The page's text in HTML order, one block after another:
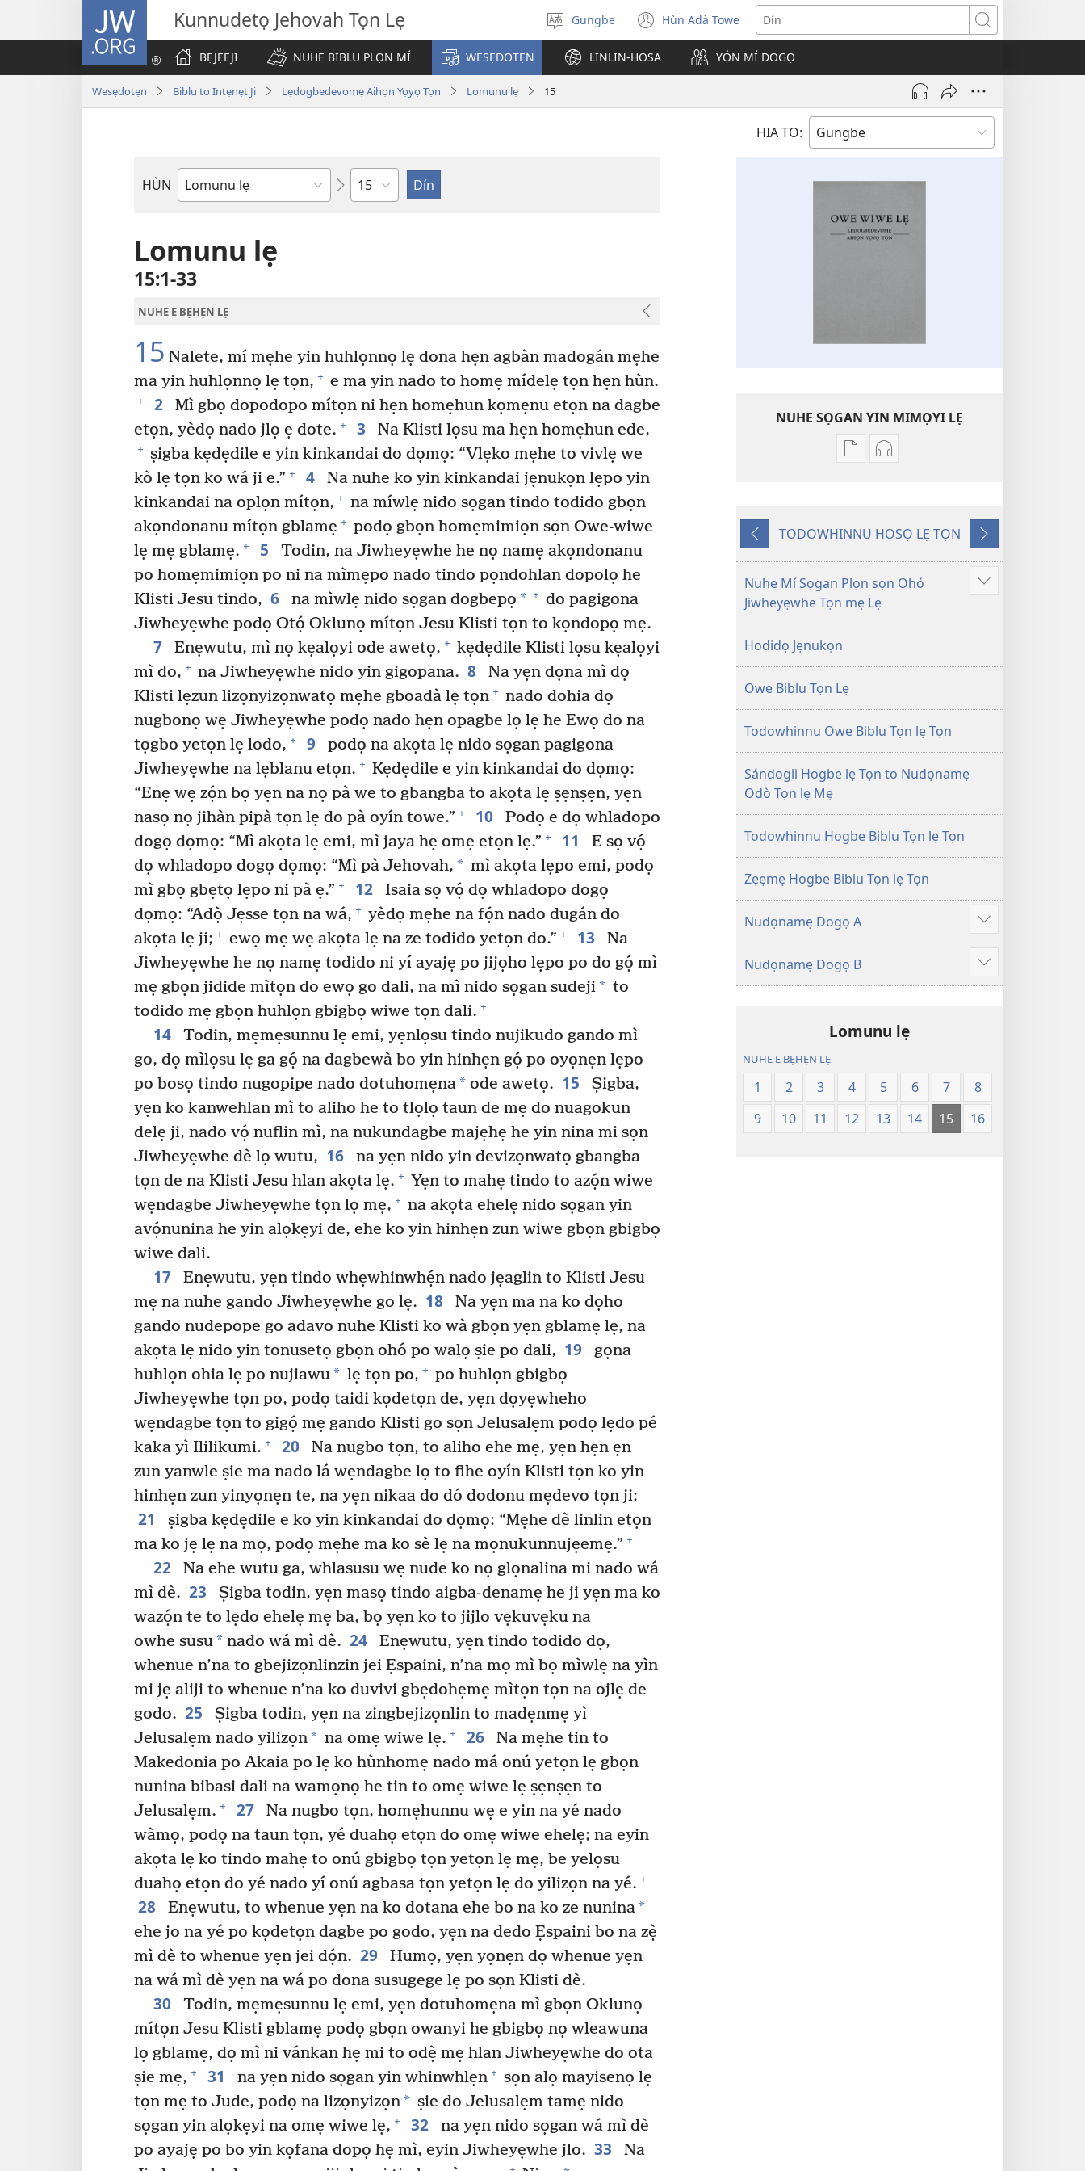
JW.ORG Kunnudetọ Jehovah Tọn Lẹ
De
ogbè
dopo
Gungbe Hùn Adà Towe
(opens
new
window)
Dín
BẸJẸEJI
NUHE BIBLU PLỌN MÍ WESẸDOTẸN LINLIN-HỌSA YỌ́N MÍ DOGỌ
Wesẹdotẹn Biblu to Intẹnẹt Ji Lẹdogbedevomẹ Aihọn Yọyọ Tọn Lomunu lẹ 15
HIA TO:
HÙN
Bible
Weta
Lomunu lẹ
15:1-33
NUHE E BẸHẸN LẸ
15 Nalete, mí mẹhe yin huhlọnnọ lẹ dona hẹn agbàn madogán mẹhe
ma yin huhlọnnọ lẹ tọn, + e ma yin nado to homẹ mídelẹ tọn hẹn hùn.
+ 2
Mì gbọ dopodopo mítọn ni hẹn homẹhun kọmẹnu etọn na dagbe
etọn, yèdọ nado jlọ ẹ dote. + 3 Na Klisti lọsu ma hẹn homẹhun ede,
+ ṣigba kẹdẹdile e yin kinkandai do dọmọ: “Vlẹko mẹhe to vivlẹ we
kò lẹ tọn ko wá ji e.” + 4
Na nuhe ko yin kinkandai jẹnukọn lẹpo yin
kinkandai na oplọn mítọn, + na míwlẹ nido sọgan tindo todido gbọn
akọndonanu mítọn gblamẹ + podọ gbọn homẹmimiọn sọn Owe-wiwe
lẹ mẹ gblamẹ. + 5
Todin, na Jiwheyẹwhe he nọ namẹ akọndonanu
po homẹmimiọn po ni na mìmẹpo nado tindo pọndohlan dopolọ he
Klisti Jesu tindo, 6 na mìwlẹ nido sọgan dogbepọ * + do pagigona
Jiwheyẹwhe podọ Otọ́ Oklunọ mítọn Jesu Klisti tọn to kọndopọ mẹ.
7 Enẹwutu, mì nọ kẹalọyi ode awetọ, + kẹdẹdile Klisti lọsu kẹalọyi
mì do, + na Jiwheyẹwhe nido yin gigopana. 8
Na yẹn dọna mì dọ
Klisti lẹzun lizọnyizọnwatọ mẹhe gboadà lẹ tọn + nado dohia dọ
nugbonọ wẹ Jiwheyẹwhe podọ nado hẹn opagbe lọ lẹ he Ewọ do na
tọgbo yetọn lẹ lodo, + 9
podọ na akọta lẹ nido sọgan pagigona
Jiwheyẹwhe na lẹblanu etọn. + Kẹdẹdile e yin kinkandai do dọmọ:
“Enẹ wẹ zọ́n bọ yẹn na nọ pà we to gbangba to akọta lẹ ṣẹnṣẹn, yẹn
nasọ nọ jihàn pipà tọn lẹ do pà oyín towe.” + 10
Podọ e dọ whladopo
dogọ dọmọ: “Mì akọta lẹ emi, mì jaya hẹ omẹ etọn lẹ.” + 11
E sọ vọ́
dọ whladopo dogọ dọmọ: “Mì pà Jehovah, * mì akọta lẹpo emi, podọ
mì gbọ gbẹtọ lẹpo ni pà ẹ.” + 12
Isaia sọ vọ́ dọ whladopo dogọ
dọmọ: “Adọ̀ Jẹsse tọn na wá, + yèdọ mẹhe na fọ́n nado dugán do
akọta lẹ ji; + ewọ mẹ wẹ akọta lẹ na ze todido yetọn do.” + 13
Na
Jiwheyẹwhe he nọ namẹ todido ni yí ayajẹ po jijọho lẹpo po do gọ́ mì
mẹ gbọn jidide mìtọn do ewọ go dali, na mì nido sọgan sudeji* to
todido mẹ gbọn huhlọn gbigbọ wiwe tọn dali. +
14
Todin, mẹmẹsunnu lẹ emi, yẹnlọsu tindo nujikudo gando mì
go, dọ mìlọsu lẹ ga gọ́ na dagbewà bo yin hinhẹn gọ́ po oyọnẹn lẹpo
po bosọ tindo nugopipe nado dotuhomẹna* ode awetọ. 15
Ṣigba,
yẹn ko kanwehlan mì to aliho he to tlọlọ taun de mẹ do nuagokun
delẹ ji, nado vọ́ nuflin mì, na nukundagbe majẹhẹ he yin nina mi sọn
Jiwheyẹwhe dè lọ wutu, 16
na yẹn nido yin devizọnwatọ gbangba
tọn de na Klisti Jesu hlan akọta lẹ. + Yẹn to mahẹ tindo to azọ́n wiwe
wẹndagbe Jiwheyẹwhe tọn lọ mẹ, + na akọta ehelẹ nido sọgan yin
avọ́nunina he yin alọkẹyi de, ehe ko yin hinhẹn zun wiwe gbọn gbigbọ
wiwe dali.
17
Enẹwutu, yẹn tindo whẹwhinwhẹ́n nado jẹaglin to Klisti Jesu
mẹ na nuhe gando Jiwheyẹwhe go lẹ. 18
Na yẹn ma na ko dọho
gando nudepope go adavo nuhe Klisti ko wà gbọn yẹn gblamẹ lẹ, na
akọta lẹ nido yin tonusetọ gbọn ohó po walọ ṣie po dali, 19
gọna
huhlọn ohia lẹ po nujiawu* lẹ tọn po, + po huhlọn gbigbọ
Jiwheyẹwhe tọn po, podọ taidi kọdetọn de, yẹn dọyẹwheho
wẹndagbe tọn to gigọ́ mẹ gando Klisti go sọn Jelusalẹm podọ lẹdo pé
kaka yì Ililikumi. + 20
Na nugbo tọn, to aliho ehe mẹ, yẹn hẹn ẹn
zun yanwle ṣie ma nado lá wẹndagbe lọ to fihe oyín Klisti tọn ko yin
hinhẹn zun yinyọnẹn te, na yẹn nikaa do dó dodonu mẹdevo tọn ji;
21
ṣigba kẹdẹdile e ko yin kinkandai do dọmọ: “Mẹhe dè linlin etọn
ma ko jẹ lẹ na mọ, podọ mẹhe ma ko sè lẹ na mọnukunnujẹemẹ.” +
22
Na ehe wutu ga, whlasusu wẹ nude ko nọ glọnalina mi nado wá
mì dè. 23
Ṣigba todin, yẹn masọ tindo aigba-denamẹ he ji yẹn ma ko
wazọ́n te to lẹdo ehelẹ mẹ ba, bọ yẹn ko to jijlo vẹkuvẹku na
owhe susu* nado wá mì dè. 24
Enẹwutu, yẹn tindo todido dọ,
whenue n’na to gbejizọnlinzin jei Ẹspaini, n’na mọ mì bọ mìwlẹ na yìn
mi jẹ aliji to whenue n’na ko duvivi gbẹdohẹmẹ mìtọn tọn na ojlẹ de
godo. 25
Ṣigba todin, yẹn na zingbejizọnlin to madẹnmẹ yì
Jelusalẹm nado yilizọn* na omẹ wiwe lẹ. + 26
Na mẹhe tin to
Makedonia po Akaia po lẹ ko hùnhomẹ nado má onú yetọn lẹ gbọn
nunina bibasi dali na wamọnọ he tin to omẹ wiwe lẹ ṣẹnṣẹn to
Jelusalẹm. + 27
Na nugbo tọn, homẹhunnu wẹ e yin na yé nado
wàmọ, podọ na taun tọn, yé duahọ etọn do omẹ wiwe ehelẹ; na eyin
akọta lẹ ko tindo mahẹ to onú gbigbọ tọn yetọn lẹ mẹ, be yelọsu
duahọ etọn do yé nado yí onú agbasa tọn yetọn lẹ do yilizọn na yé. +
28 Enẹwutu, to whenue yẹn na ko dotana ehe bo na ko ze nunina*
ehe jo na yé po kọdetọn dagbe po godo, yẹn na dedo Ẹspaini bo na zẹ̀
mì dè to whenue yẹn jei dọ́n. 29
Humọ, yẹn yọnẹn dọ whenue yẹn
na wá mì dè yẹn na wá po dona susugege lẹ po sọn Klisti dè.
30
Todin, mẹmẹsunnu lẹ emi, yẹn dotuhomẹna mì gbọn Oklunọ
mítọn Jesu Klisti gblamẹ podọ gbọn owanyi he gbigbọ nọ wleawuna
lọ gblamẹ, dọ mì ni vánkan hẹ mi to odẹ̀ mẹ hlan Jiwheyẹwhe do ota
ṣie mẹ, + 31 na yẹn nido sọgan yin whinwhlẹn + sọn alọ mayisenọ lẹ
tọn mẹ to Jude, podọ na lizọnyizọn* ṣie do Jelusalẹm tamẹ nido
sọgan yin alọkẹyi na omẹ wiwe lẹ, + 32
na yẹn nido sọgan wá mì dè
po ayajẹ po bo yin kọfana dopọ hẹ mì, eyin Jiwheyẹwhe jlo. 33
Na
NUHE SỌGAN YIN MIMỌYI LẸ
Lehe
yin
gbọn
Owe
Wiwe
Lẹdogbedevomẹ
Yọyọ
Tọn
(Zinjẹgbonu
2015
Tọn)
Lehe
yin
gbọn
Owe
Lẹdogbedevomẹ
Yọyọ
Tọn
(Zinjẹgbonu
2015
Yigodo
TODOWHINNU HOSỌ LẸ TỌN
Yinukọn
Nuhe Mí Sọgan Plọn sọn Ohó
Jiwheyẹwhe Tọn mẹ Lẹ
Show
Hodidọ Jẹnukọn
Owe Biblu Tọn Lẹ
Todowhinnu Owe Biblu Tọn lẹ Tọn
Sándogli Hogbe lẹ Tọn to Nudọnamẹ
Odò Tọn lẹ Mẹ
Todowhinnu Hogbe Biblu Tọn lẹ Tọn
Zẹẹmẹ Hogbe Biblu Tọn lẹ Tọn
Nudọnamẹ Dogọ A
Show
more
Nudọnamẹ Dogọ B
Show
more
Lomunu lẹ
NUHE E BẸHẸN LẸ
1 2 3 4 5 6 7
8
9
10 11 12 13 14 15 16